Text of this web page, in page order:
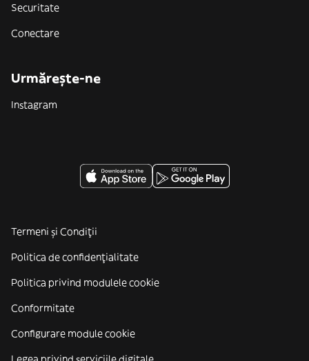
Securitate
Conectare
Urmărește-ne
Instagram
Termeni și Condiții
Politica de confidenţialitate
Politica privind modulele cookie
Conformitate
Configurare module cookie